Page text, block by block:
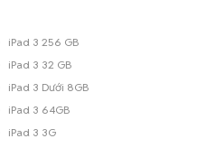
iPad 3 256 GB
iPad 3 32 GB
iPad 3 Dưới 8GB
iPad 3 64GB
iPad 3 3G